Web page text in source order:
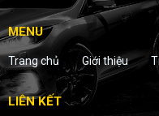
MENU
Trang chủ Giới thiệu
LIÊN KẾT